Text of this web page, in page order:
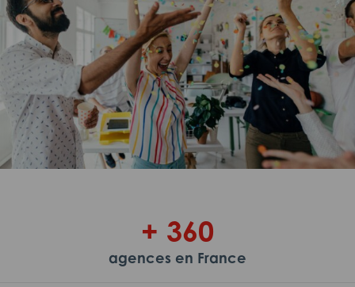
+ 360
agences en France